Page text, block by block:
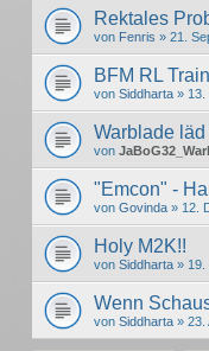
Rektales
von Fenris » 21.
BFM RL
von Siddharta » 13.
Warblade
von
"Emcon" -
von Govinda » 12.
Holy M2K!!
von Siddharta » 19.
Wenn
von Siddharta » 23.